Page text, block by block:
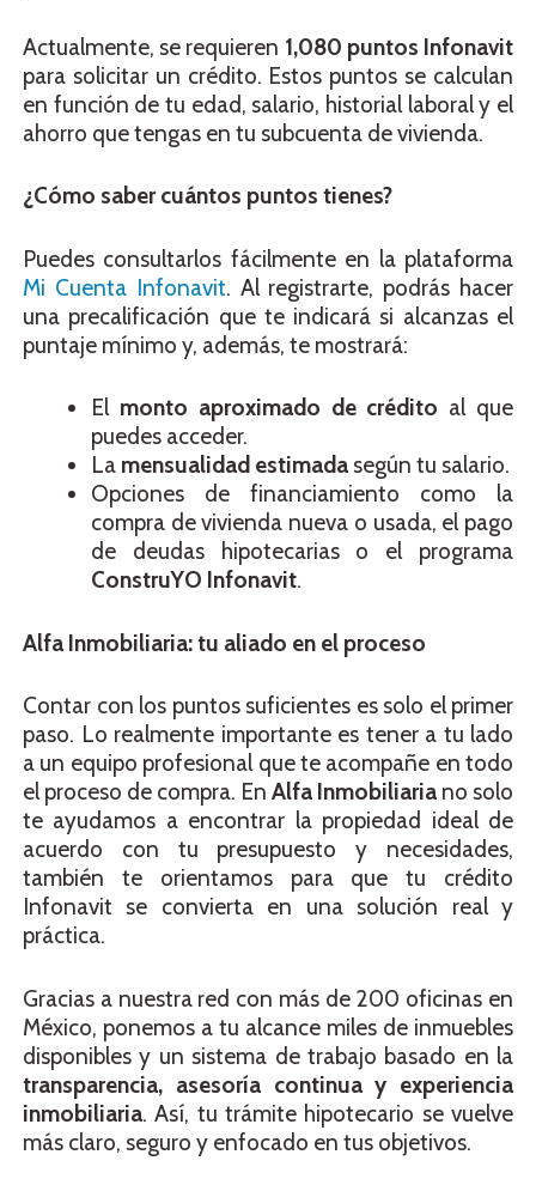
Actualmente, se requieren 1,080 puntos Infonavit
para solicitar un crédito. Estos puntos se calculan
en función de tu edad, salario, historial laboral y el
ahorro que tengas en tu subcuenta de vivienda.
¿Cómo saber cuántos puntos tienes?
Puedes consultarlos fácilmente en la plataforma
Mi Cuenta Infonavit. Al registrarte, podrás hacer
una precalificación que te indicará si alcanzas el
puntaje mínimo y, además, te mostrará:
El monto aproximado de crédito al que
puedes acceder.
La mensualidad estimada según tu salario.
Opciones de financiamiento como la
compra de vivienda nueva o usada, el pago
de deudas hipotecarias o el programa
ConstruYO Infonavit.
Alfa Inmobiliaria: tu aliado en el proceso
Contar con los puntos suficientes es solo el primer
paso. Lo realmente importante es tener a tu lado
a un equipo profesional que te acompañe en todo
el proceso de compra. En Alfa Inmobiliaria no solo
te ayudamos a encontrar la propiedad ideal de
acuerdo con tu presupuesto y necesidades,
también te orientamos para que tu crédito
Infonavit se convierta en una solución real y
práctica.
Gracias a nuestra red con más de 200 oficinas en
México, ponemos a tu alcance miles de inmuebles
disponibles y un sistema de trabajo basado en la
transparencia, asesoría continua y experiencia
inmobiliaria. Así, tu trámite hipotecario se vuelve
más claro, seguro y enfocado en tus objetivos.